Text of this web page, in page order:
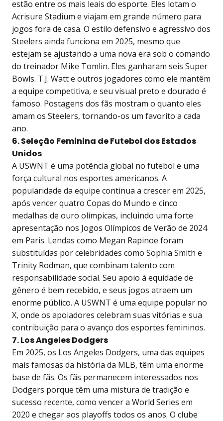
estão entre os mais leais do esporte. Eles lotam o
Acrisure Stadium e viajam em grande número para
jogos fora de casa. O estilo defensivo e agressivo dos
Steelers ainda funciona em 2025, mesmo que
estejam se ajustando a uma nova era sob o comando
do treinador Mike Tomlin. Eles ganharam seis Super
Bowls. T.J. Watt e outros jogadores como ele mantêm
a equipe competitiva, e seu visual preto e dourado é
famoso. Postagens dos fãs mostram o quanto eles
amam os Steelers, tornando-os um favorito a cada
ano.
6. Seleção Feminina de Futebol dos Estados
Unidos
A USWNT é uma potência global no futebol e uma
força cultural nos esportes americanos. A
popularidade da equipe continua a crescer em 2025,
após vencer quatro Copas do Mundo e cinco
medalhas de ouro olímpicas, incluindo uma forte
apresentação nos Jogos Olímpicos de Verão de 2024
em Paris. Lendas como Megan Rapinoe foram
substituídas por celebridades como Sophia Smith e
Trinity Rodman, que combinam talento com
responsabilidade social. Seu apoio à equidade de
gênero é bem recebido, e seus jogos atraem um
enorme público. A USWNT é uma equipe popular no
X, onde os apoiadores celebram suas vitórias e sua
contribuição para o avanço dos esportes femininos.
7. Los Angeles Dodgers
Em 2025, os Los Angeles Dodgers, uma das equipes
mais famosas da história da MLB, têm uma enorme
base de fãs. Os fãs permanecem interessados nos
Dodgers porque têm uma mistura de tradição e
sucesso recente, como vencer a World Series em
2020 e chegar aos playoffs todos os anos. O clube